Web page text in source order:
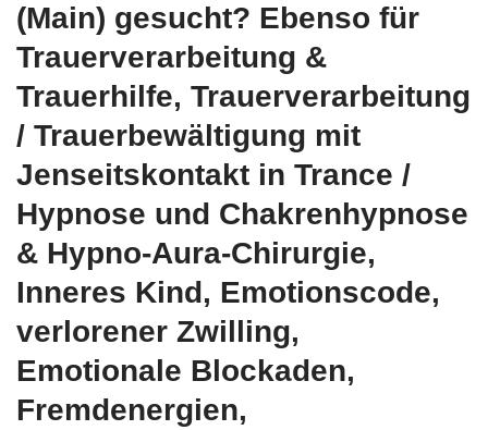
(Main) gesucht? Ebenso für
Trauerverarbeitung &
Trauerhilfe, Trauerverarbeitung
/ Trauerbewältigung mit
Jenseitskontakt in Trance /
Hypnose und Chakrenhypnose
& Hypno-Aura-Chirurgie,
Inneres Kind, Emotionscode,
verlorener Zwilling,
Emotionale Blockaden,
Fremdenergien,